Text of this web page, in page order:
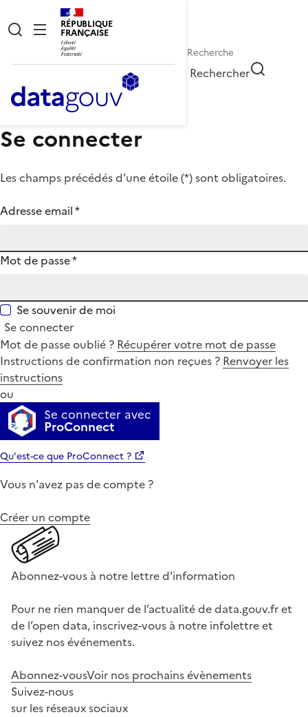
RÉPUBLIQUE
FRANÇAISE
Rechercher
Se connecter
Les champs précédés d'une étoile (*) sont obligatoires.
Adresse email*
Mot de passe*
Se souvenir de moi
Se connecter
Mot de passe oublié ? Récupérer votre mot de passe
Instructions de confirmation non reçues ? Renvoyer les
instructions
ou
Se connecter avec
ProConnect
Qu'est-ce que ProConnect ?
Vous n'avez pas de compte ?
Créer un compte
Abonnez-vous à notre lettre d'information
Pour ne rien manquer de l’actualité de data.gouv.fr et
de l’open data, inscrivez-vous à notre infolettre et
suivez nos événements.
Abonnez-vousVoir nos prochains évènements
Suivez-nous
sur les réseaux sociaux